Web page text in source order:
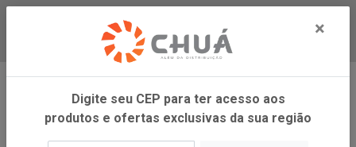
Baixe já nosso APP
0
×
Digite seu CEP para ter acesso aos
produtos e ofertas exclusivas da sua região